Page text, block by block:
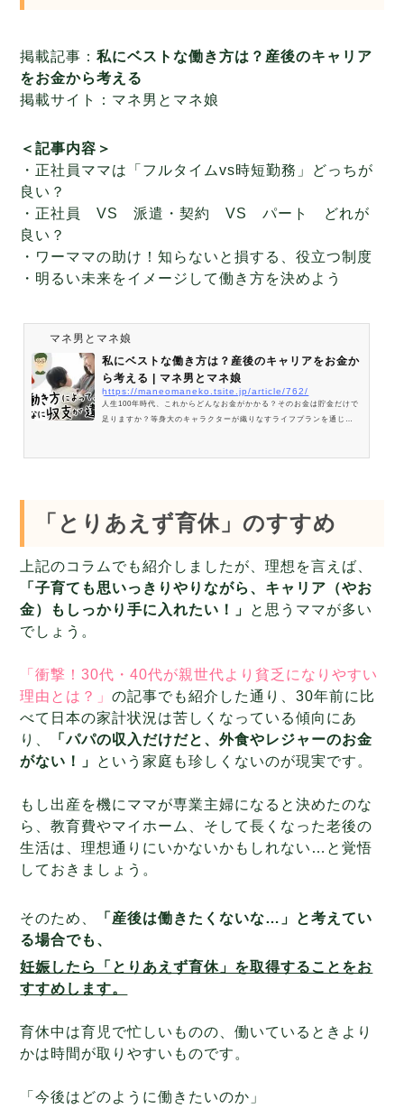
掲載記事：私にベストな働き方は？産後のキャリア
をお金から考える
掲載サイト：マネ男とマネ娘
＜記事内容＞
・正社員ママは「フルタイムvs時短勤務」どっちが
良い？
・正社員 VS 派遣・契約 VS パート どれが
良い？
・ワーママの助け！知らないと損する、役立つ制度
・明るい未来をイメージして働き方を決めよう
マネ男とマネ娘
私にベストな働き方は？産後のキャリアをお金か
ら考える | マネ男とマネ娘
https://maneomaneko.tsite.jp/article/762/
人生100年時代、これからどんなお金がかかる？そのお金は貯金だけで
足りますか？等身大のキャラクターが織りなすライフプランを通じ
「とりあえず育休」のすすめ
上記のコラムでも紹介しましたが、理想を言えば、
「子育ても思いっきりやりながら、キャリア（やお
金）もしっかり手に入れたい！」 と思うママが多い
でしょう。
「衝撃！30代・40代が親世代より貧乏になりやすい
理由とは？」の記事でも紹介した通り、30年前に比
べて日本の家計状況は苦しくなっている傾向にあ
り、
「パパの収入だけだと、外食やレジャーのお金
がない！」 という家庭も珍しくないのが現実です。
もし出産を機にママが専業主婦になると決めたのな
ら、教育費やマイホーム、そして長くなった老後の
生活は、理想通りにいかないかもしれない…と覚悟
しておきましょう。
そのため、
「産後は働きたくないな…」と考えてい
る場合でも、
妊娠したら「とりあえず育休」を取得することをお
すすめします。
育休中は育児で忙しいものの、働いているときより
かは時間が取りやすいものです。
「今後はどのように働きたいのか」